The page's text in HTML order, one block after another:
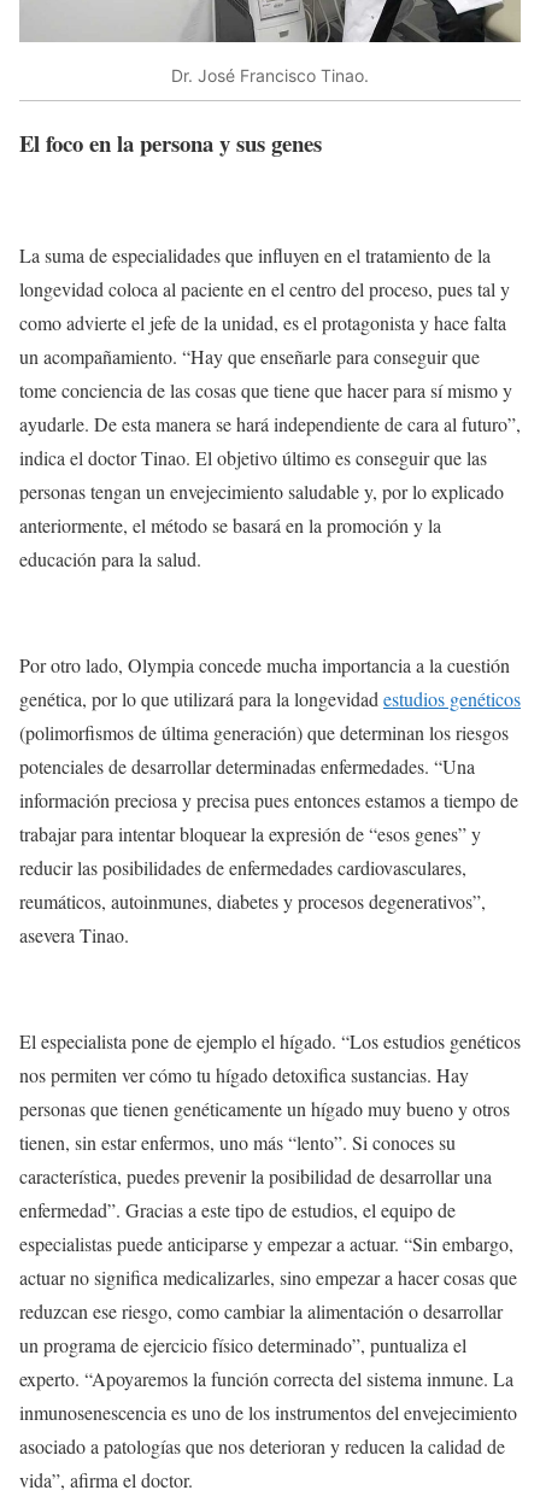
Dr. José Francisco Tinao.
El foco en la persona y sus genes
La suma de especialidades que influyen en el tratamiento de la
longevidad coloca al paciente en el centro del proceso, pues tal y
como advierte el jefe de la unidad, es el protagonista y hace falta
un acompañamiento. “Hay que enseñarle para conseguir que
tome conciencia de las cosas que tiene que hacer para sí mismo y
ayudarle. De esta manera se hará independiente de cara al futuro”,
indica el doctor Tinao. El objetivo último es conseguir que las
personas tengan un envejecimiento saludable y, por lo explicado
anteriormente, el método se basará en la promoción y la
educación para la salud.
Por otro lado, Olympia concede mucha importancia a la cuestión
genética, por lo que utilizará para la longevidad estudios genéticos
(polimorfismos de última generación) que determinan los riesgos
potenciales de desarrollar determinadas enfermedades. “Una
información preciosa y precisa pues entonces estamos a tiempo de
trabajar para intentar bloquear la expresión de “esos genes” y
reducir las posibilidades de enfermedades cardiovasculares,
reumáticos, autoinmunes, diabetes y procesos degenerativos”,
asevera Tinao.
El especialista pone de ejemplo el hígado. “Los estudios genéticos
nos permiten ver cómo tu hígado detoxifica sustancias. Hay
personas que tienen genéticamente un hígado muy bueno y otros
tienen, sin estar enfermos, uno más “lento”. Si conoces su
característica, puedes prevenir la posibilidad de desarrollar una
enfermedad”. Gracias a este tipo de estudios, el equipo de
especialistas puede anticiparse y empezar a actuar. “Sin embargo,
actuar no significa medicalizarles, sino empezar a hacer cosas que
reduzcan ese riesgo, como cambiar la alimentación o desarrollar
un programa de ejercicio físico determinado”, puntualiza el
experto. “Apoyaremos la función correcta del sistema inmune. La
inmunosenescencia es uno de los instrumentos del envejecimiento
asociado a patologías que nos deterioran y reducen la calidad de
vida”, afirma el doctor.